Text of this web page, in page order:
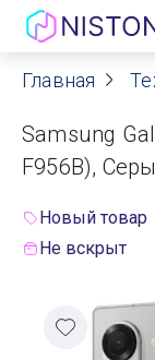
Акции
О нас
Главная
Samsung
F956B),
Новый товар
Не вскрыт